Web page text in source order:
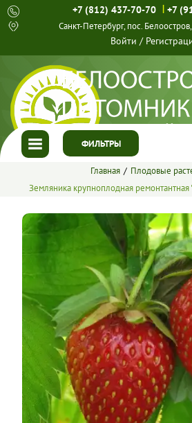
+7 (812) 437-70-70 | +7
Санкт-Петербург, пос.
Войти /
ФИЛЬТРЫ
ГЛАВНАЯ
КАТАЛОГ
ГОТОВЫЕ
О НАС
УСЛОВИЯ
КОНТАКТЫ
Главная
Плодовые
Земляника крупноплодная